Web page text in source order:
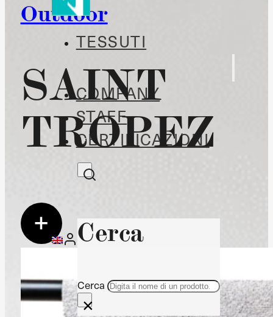
TESSUTI
COMPANY
STAFF
CERTIFICAZIONI
Cerca
Cerca
×
Outdoor
SAINT
TROPEZ